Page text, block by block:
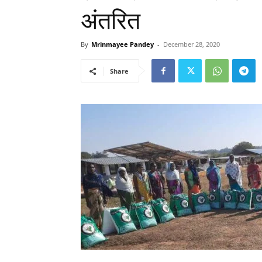
अंतरित
By Mrinmayee Pandey - December 28, 2020
Share